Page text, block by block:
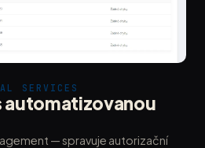
SERVICES
automatizovanou
— spravuje autorizační